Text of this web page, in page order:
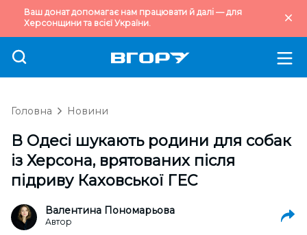
Ваш донат допомагає нам працювати й далі — для
Херсонщини та всієї України.
Головна Новини
В Одесі шукають родини для собак
із Херсона, врятованих після
підриву Каховської ГЕС
Валентина Пономарьова
Автор